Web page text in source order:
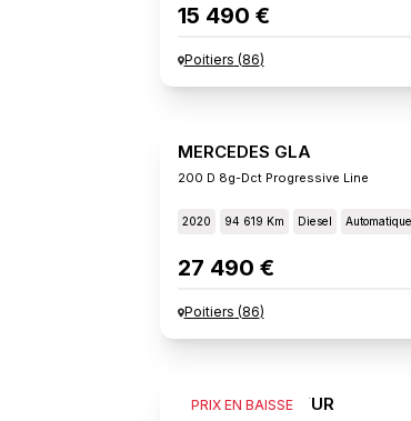
15 490 €
Poitiers (86)
MERCEDES GLA
200 D 8g-Dct Progressive Line
2020 94 619 Km Diesel Automatique
27 490 €
Poitiers (86)
PRIX EN BAISSE
RENAULT CAPTUR